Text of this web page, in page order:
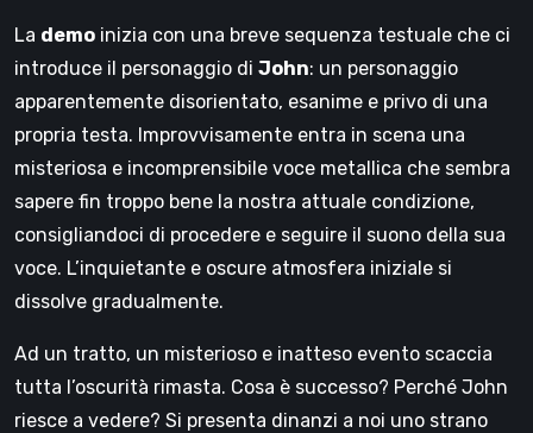
La demo inizia con una breve sequenza testuale che ci
introduce il personaggio di John: un personaggio
apparentemente disorientato, esanime e privo di una
propria testa. Improvvisamente entra in scena una
misteriosa e incomprensibile voce metallica che sembra
sapere fin troppo bene la nostra attuale condizione,
consigliandoci di procedere e seguire il suono della sua
voce. L’inquietante e oscure atmosfera iniziale si
dissolve gradualmente.
Ad un tratto, un misterioso e inatteso evento scaccia
tutta l’oscurità rimasta. Cosa è successo? Perché John
riesce a vedere? Si presenta dinanzi a noi uno strano